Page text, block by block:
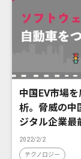
中国EV市場
析。脅威の中
ジタル企業最
2022/2/2
テクノロジー